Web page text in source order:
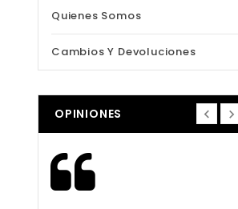
Quienes Somos
Cambios Y Devoluciones
OPINIONES